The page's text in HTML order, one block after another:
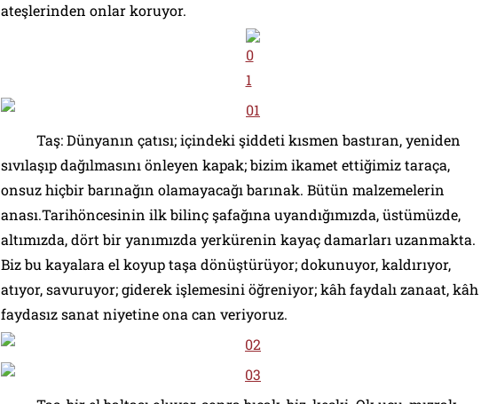
ateşlerinden onlar koruyor.
Taş: Dünyanın çatısı; içindeki şiddeti kısmen bastıran, yeniden
sıvılaşıp dağılmasını önleyen kapak; bizim ikamet ettiğimiz taraça,
onsuz hiçbir barınağın olamayacağı barınak. Bütün malzemelerin
anası.Tarihöncesinin ilk bilinç şafağına uyandığımızda, üstümüzde,
altımızda, dört bir yanımızda yerkürenin kayaç damarları uzanmakta.
Biz bu kayalara el koyup taşa dönüştürüyor; dokunuyor, kaldırıyor,
atıyor, savuruyor; giderek işlemesini öğreniyor; kâh faydalı zanaat, kâh
faydasız sanat niyetine ona can veriyoruz.